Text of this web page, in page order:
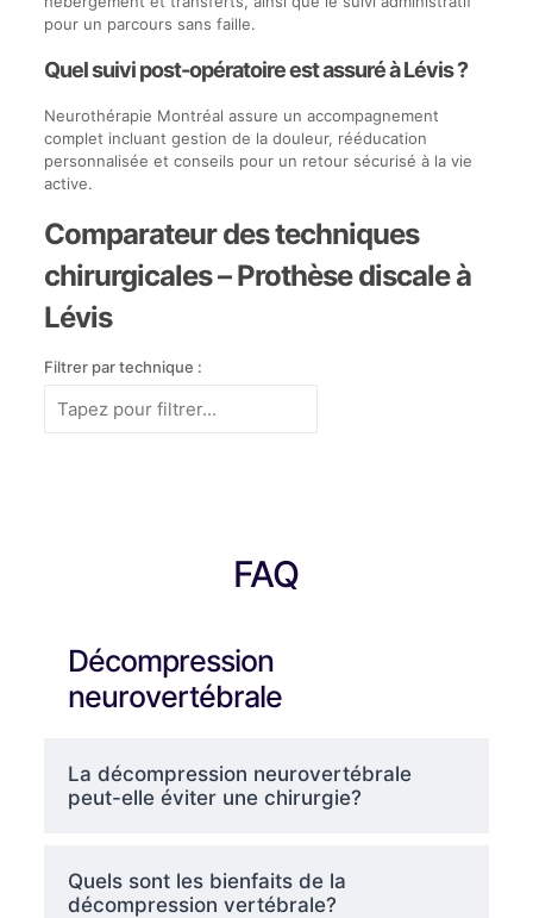
pour un parcours sans faille.
Quel suivi post-opératoire est assuré à Lévis ?
Neurothérapie Montréal assure un accompagnement
complet incluant gestion de la douleur, rééducation
personnalisée et conseils pour un retour sécurisé à la vie
active.
Comparateur des techniques
chirurgicales – Prothèse discale à
Lévis
Filtrer par technique :
FAQ
Décompression
neurovertébrale
La décompression neurovertébrale
peut-elle éviter une chirurgie?
Quels sont les bienfaits de la
décompression vertébrale?